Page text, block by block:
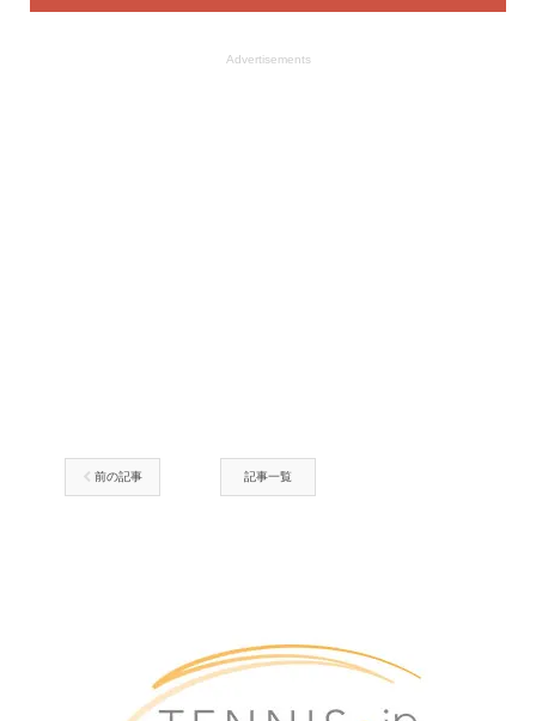
Advertisements
前の記事 記事一覧